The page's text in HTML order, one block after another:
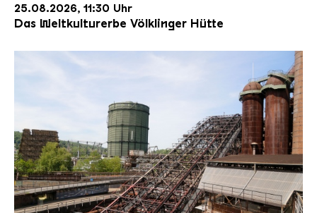
25.08.2026, 11:30 Uhr
Das Weltkulturerbe Völklinger Hütte